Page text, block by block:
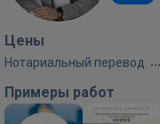
Цены
Нотариальный перевод
Примеры работ